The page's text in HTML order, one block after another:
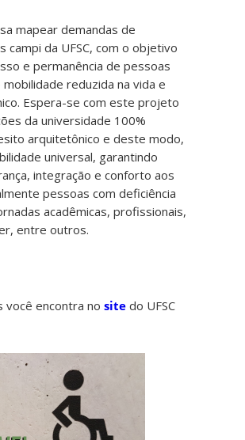
mapear demandas de
campi da UFSC, com o objetivo
e permanência de pessoas
reduzida na vida e
Espera-se com este projeto
da universidade 100%
arquitetônico e deste modo,
universal, garantindo
integração e conforto aos
pessoas com deficiência
acadêmicas, profissionais,
entre outros.
você encontra nosite do UFSC